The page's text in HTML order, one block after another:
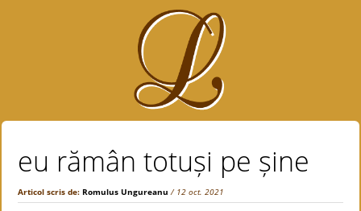
eu rămân totuși pe șine
Articol scris de:Romulus Ungureanu / 12 oct. 2021